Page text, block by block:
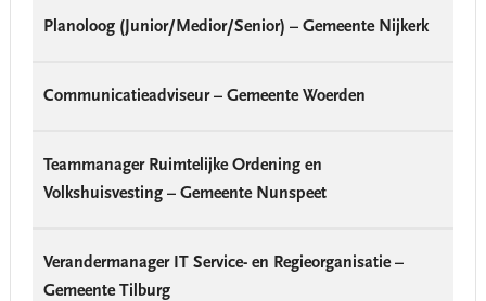
Planoloog (Junior/Medior/Senior) – Gemeente Nijkerk
Communicatieadviseur – Gemeente Woerden
Teammanager Ruimtelijke Ordening en
Volkshuisvesting – Gemeente Nunspeet
Verandermanager IT Service- en Regieorganisatie –
Gemeente Tilburg